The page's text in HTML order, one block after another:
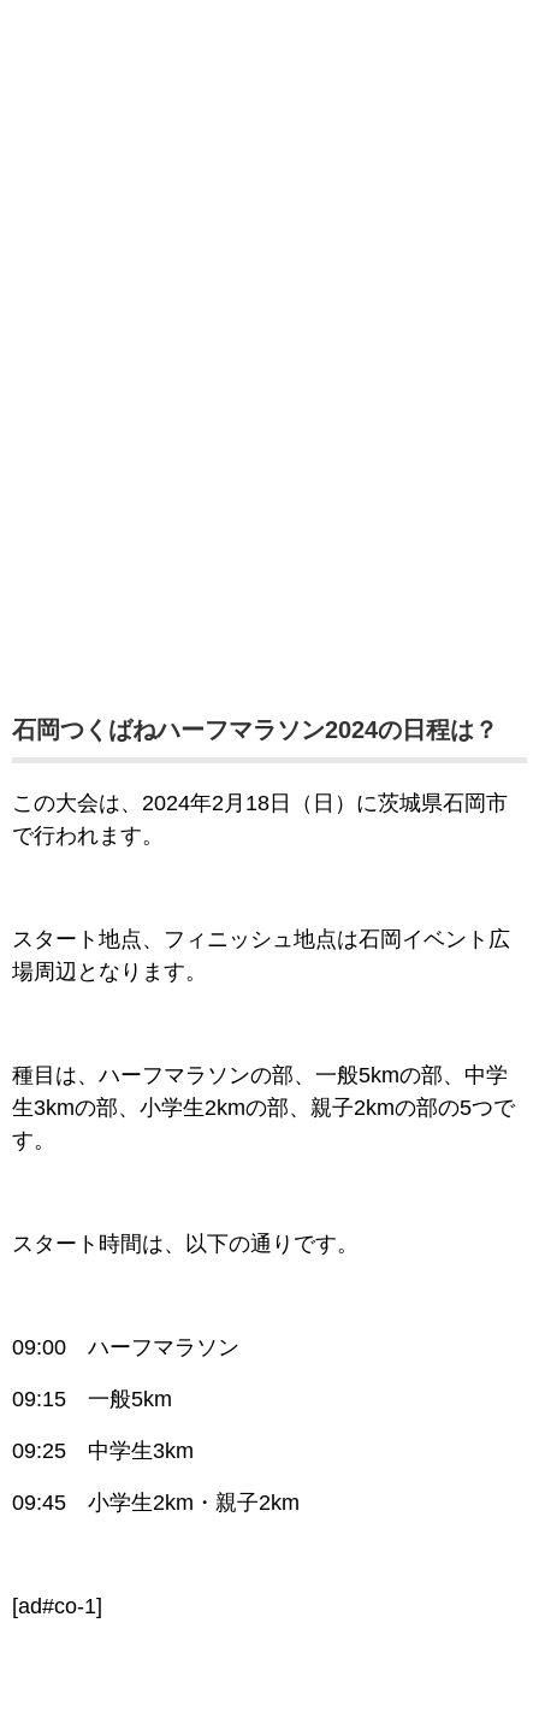
石岡つくばねハーフマラソン2024の日程は？
この大会は、2024年2月18日（日 ）に茨城県石岡市
で行われます。
スタート地点、フィニッシュ地点は石岡イベント広
場周辺となります。
種目は、ハーフマラソンの部、一般5kmの部、中学
生3kmの部、小学生2kmの部、親子2kmの部の5つで
す。
スタート時間は、以下の通りです。
09:00 ハーフマラソン
09:15 一般5km
09:25 中学生3km
09:45 小学生2km・親子2km
[ad#co-1]